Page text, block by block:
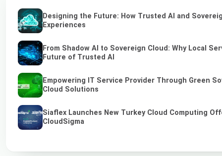
Designing the Future: How Trusted AI and
Experiences
From Shadow AI to Sovereign Cloud: Why Local
Future of Trusted AI
Empowering IT Service Provider Through Green
Cloud Solutions
Siaflex Launches New Turkey Cloud Computing
CloudSigma